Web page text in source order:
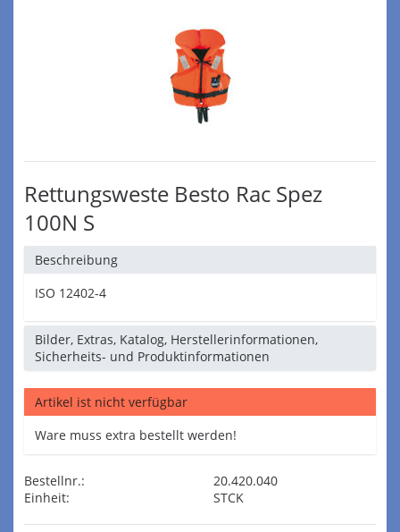
Rettungsweste Besto Rac Spez
100N S
Beschreibung
ISO 12402-4
Bilder, Extras, Katalog, Herstellerinformationen,
Sicherheits- und Produktinformationen
Artikel ist nicht verfügbar
Ware muss extra bestellt werden!
Bestellnr.:
20.420.040
Einheit:
STCK